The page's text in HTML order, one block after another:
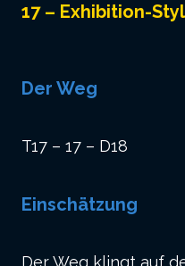
17 – Exhibition-
Der Weg
T17 – 17 – D18
Einschätzung